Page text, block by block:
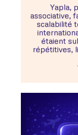
Yapla,
associative,
scalabilité
étaient
répétitives,